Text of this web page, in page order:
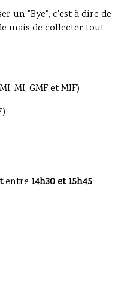
un "Bye", c'est à dire de
mais de collecter tout
MI, GMF et MIF)
entre 14h30 et 15h45,